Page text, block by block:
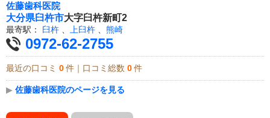
佐藤歯科医院
大分県臼杵市大字臼杵新町2
最寄駅： 臼杵 上臼杵 熊崎
0972-62-2755
最近の口コミ 0 件｜口コミ総数 0 件
▶ 佐藤歯科医院のページを見る